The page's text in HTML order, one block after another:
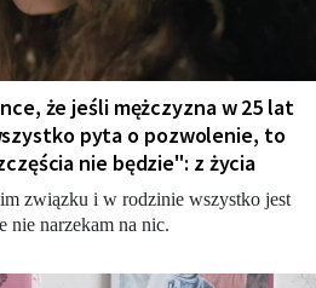
że jeśli mężczyzna w 25 lat
pyta o pozwolenie, to
nie będzie": z życia
związku i w rodzinie wszystko jest
nie narzekam na nic.